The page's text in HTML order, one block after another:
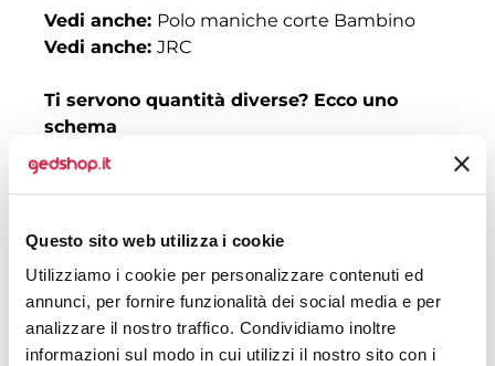
Questo sito web utilizza i cookie
Utilizziamo i cookie per personalizzare contenuti ed
annunci, per fornire funzionalità dei social media e per
analizzare il nostro traffico. Condividiamo inoltre
informazioni sul modo in cui utilizzi il nostro sito con i
Vedi anche: Polo maniche corte Bambino
Vedi anche: JRC
Ti servono quantità diverse? Ecco uno
schema
30 € 12,43
50 € 11,35 € 12,91
100 € 10,58 € 11,35